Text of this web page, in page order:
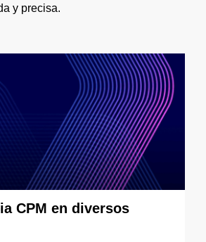
y precisa.
CPM en diversos